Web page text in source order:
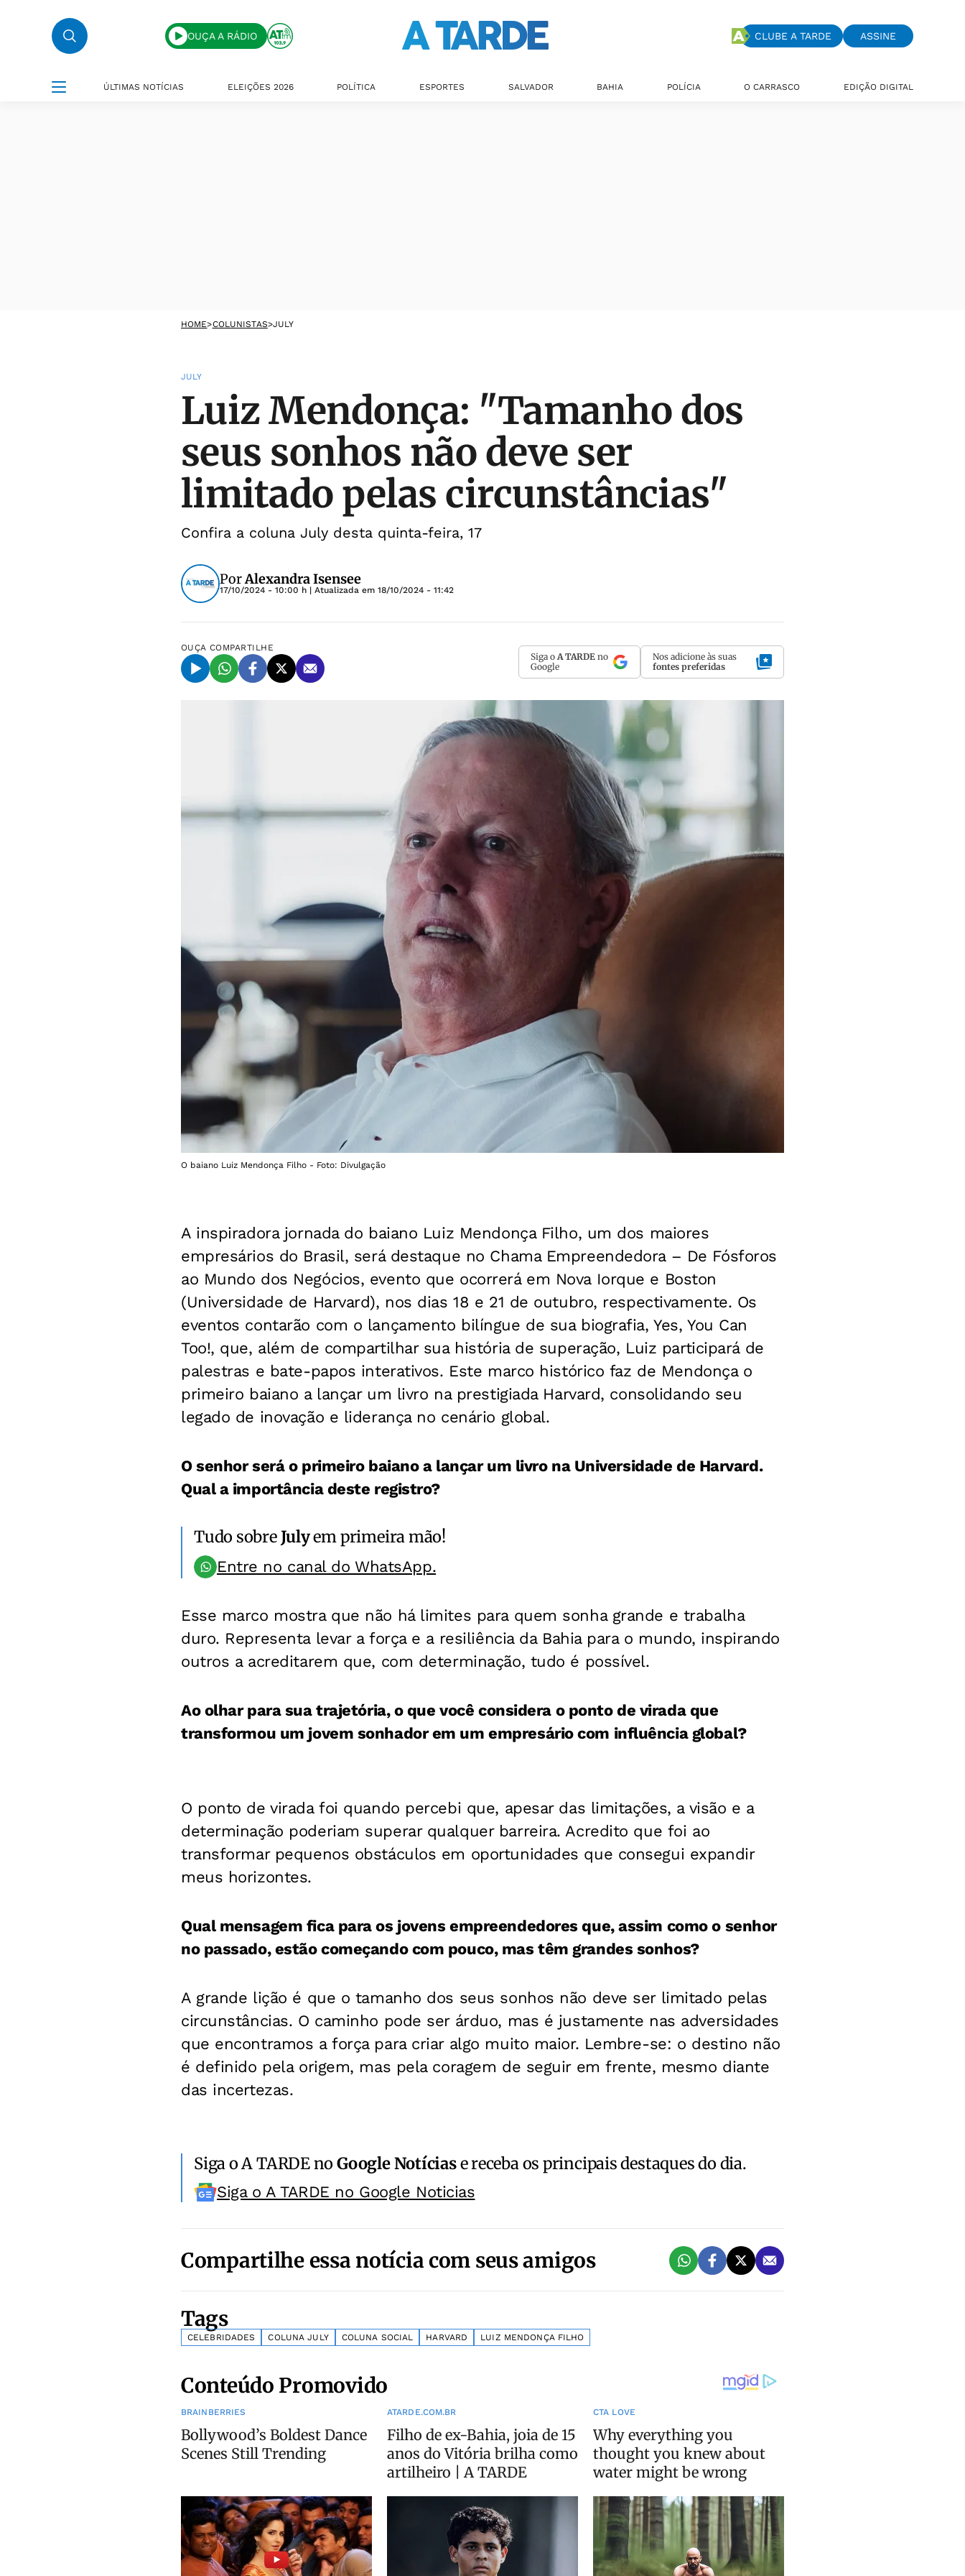
OUÇA A RÁDIO CLUBE A TARDE ASSINE
ÚLTIMAS NOTÍCIAS ELEIÇÕES 2026 POLÍTICA ESPORTES SALVADOR BAHIA POLÍCIA O CARRASCO EDIÇÃO DIGITAL
HOME>COLUNISTAS>JULY
JULY
Luiz Mendonça: "Tamanho dos
seus sonhos não deve ser
limitado pelas circunstâncias"
Confira a coluna July desta quinta-feira, 17
PorAlexandra Isensee
17/10/2024 - 10:00 h | Atualizada em 18/10/2024 - 11:42
OUÇA COMPARTILHE
Siga o A TARDE no
Google
Nos adicione às suas
fontes preferidas
O baiano Luiz Mendonça Filho - Foto: Divulgação
A inspiradora jornada do baiano Luiz Mendonça Filho, um dos maiores
empresários do Brasil, será destaque no Chama Empreendedora – De Fósforos
ao Mundo dos Negócios, evento que ocorrerá em Nova Iorque e Boston
(Universidade de Harvard), nos dias 18 e 21 de outubro, respectivamente. Os
eventos contarão com o lançamento bilíngue de sua biografia, Yes, You Can
Too!, que, além de compartilhar sua história de superação, Luiz participará de
palestras e bate-papos interativos. Este marco histórico faz de Mendonça o
primeiro baiano a lançar um livro na prestigiada Harvard, consolidando seu
legado de inovação e liderança no cenário global.
O senhor será o primeiro baiano a lançar um livro na Universidade de Harvard.
Qual a importância deste registro?
Tudo sobreJulyem primeira mão!
Entre no canal do WhatsApp.
Esse marco mostra que não há limites para quem sonha grande e trabalha
duro. Representa levar a força e a resiliência da Bahia para o mundo, inspirando
outros a acreditarem que, com determinação, tudo é possível.
Ao olhar para sua trajetória, o que você considera o ponto de virada que
transformou um jovem sonhador em um empresário com influência global?
O ponto de virada foi quando percebi que, apesar das limitações, a visão e a
determinação poderiam superar qualquer barreira. Acredito que foi ao
transformar pequenos obstáculos em oportunidades que consegui expandir
meus horizontes.
Qual mensagem fica para os jovens empreendedores que, assim como o senhor
no passado, estão começando com pouco, mas têm grandes sonhos?
A grande lição é que o tamanho dos seus sonhos não deve ser limitado pelas
circunstâncias. O caminho pode ser árduo, mas é justamente nas adversidades
que encontramos a força para criar algo muito maior. Lembre-se: o destino não
é definido pela origem, mas pela coragem de seguir em frente, mesmo diante
das incertezas.
Siga o A TARDE noGoogle Notíciase receba os principais destaques do dia.
Siga o A TARDE no Google Noticias
Compartilhe essa notícia com seus amigos
Tags
CELEBRIDADES COLUNA JULY COLUNA SOCIAL HARVARD LUIZ MENDONÇA FILHO